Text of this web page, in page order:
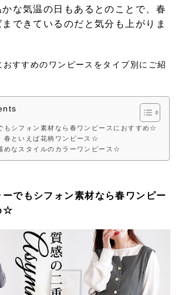
かな気温の日もあるとのことで、春
できているのだと気分も上がりま
おすすめのワンピースをタイプ別にご紹
もシフォン素材なら春ワンピースにおすすめ☆
春といえば花柄ワンピース☆
めなスタイルのカラーワンピース☆
でもシフォン素材なら春ワンピー
☆